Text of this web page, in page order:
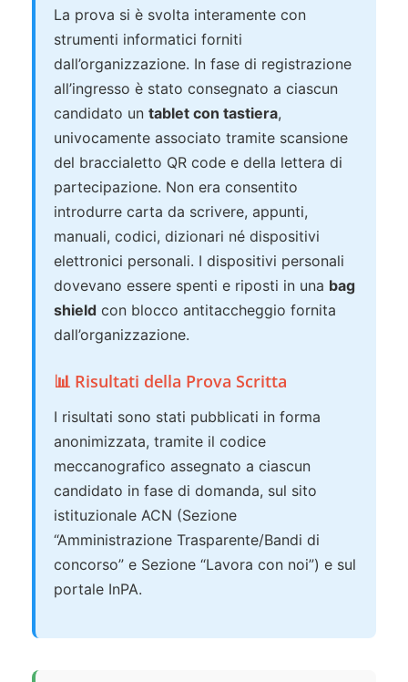
La prova si è svolta interamente con
strumenti informatici forniti
dall’organizzazione. In fase di registrazione
all’ingresso è stato consegnato a ciascun
candidato un tablet con tastiera,
univocamente associato tramite scansione
del braccialetto QR code e della lettera di
partecipazione. Non era consentito
introdurre carta da scrivere, appunti,
manuali, codici, dizionari né dispositivi
elettronici personali. I dispositivi personali
dovevano essere spenti e riposti in una bag
shield con blocco antitaccheggio fornita
dall’organizzazione.
📊 Risultati della Prova Scritta
I risultati sono stati pubblicati in forma
anonimizzata, tramite il codice
meccanografico assegnato a ciascun
candidato in fase di domanda, sul sito
istituzionale ACN (Sezione
“Amministrazione Trasparente/Bandi di
concorso” e Sezione “Lavora con noi”) e sul
portale InPA.